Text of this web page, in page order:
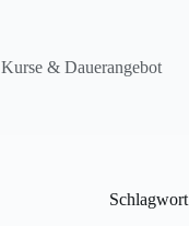
Kurse & Dauerangebot
Schlagwort